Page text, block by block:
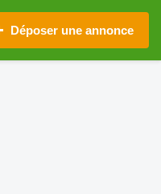
Déposer une annonce